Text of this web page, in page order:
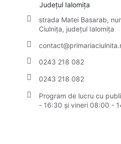
Județul Ialomița
strada Matei Basarab,
Ciulnița, județul Ialomița
0243 218 082
0243 218 082
Program de lucru cu
- 16:30 și vineri 08:00 -